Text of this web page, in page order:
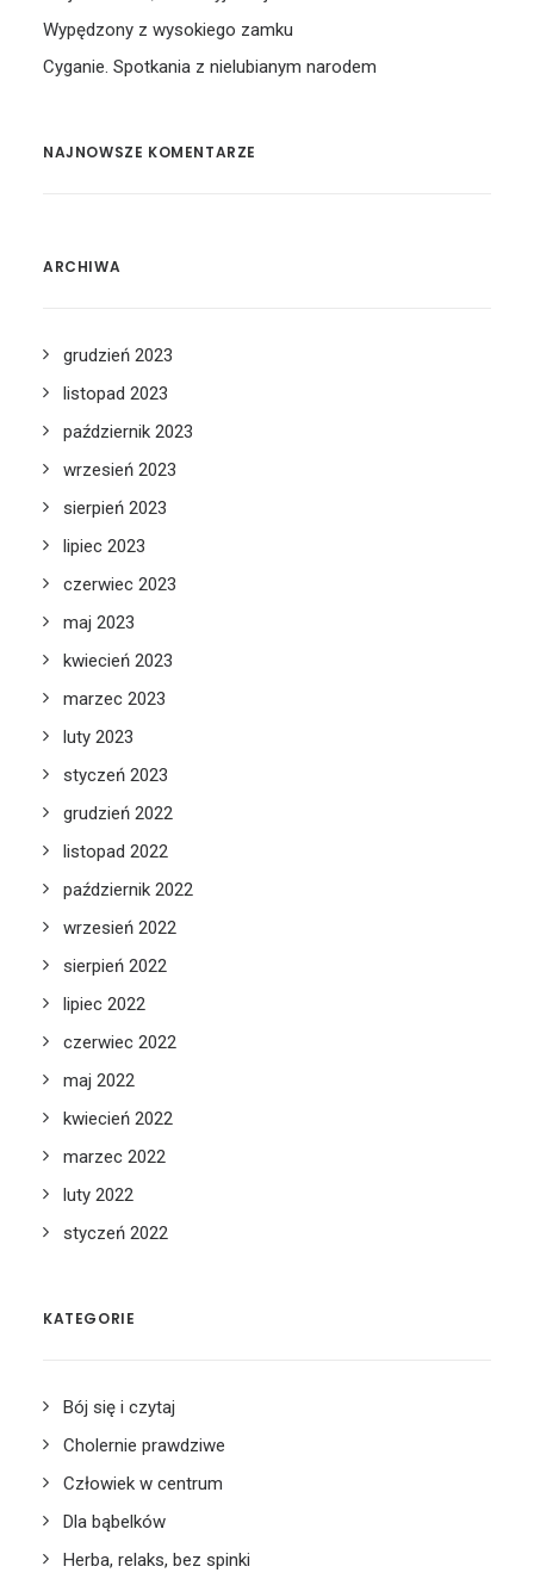
Wypędzony z wysokiego zamku
Cyganie. Spotkania z nielubianym narodem
NAJNOWSZE KOMENTARZE
ARCHIWA
grudzień 2023
listopad 2023
październik 2023
wrzesień 2023
sierpień 2023
lipiec 2023
czerwiec 2023
maj 2023
kwiecień 2023
marzec 2023
luty 2023
styczeń 2023
grudzień 2022
listopad 2022
październik 2022
wrzesień 2022
sierpień 2022
lipiec 2022
czerwiec 2022
maj 2022
kwiecień 2022
marzec 2022
luty 2022
styczeń 2022
KATEGORIE
Bój się i czytaj
Cholernie prawdziwe
Człowiek w centrum
Dla bąbelków
Herba, relaks, bez spinki